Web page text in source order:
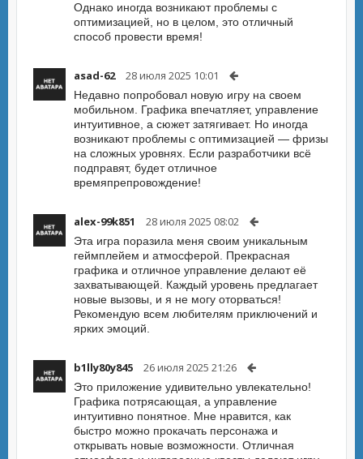
Однако иногда возникают проблемы с
оптимизацией, но в целом, это отличный
способ провести время!
asad-62 28 июля 2025 10:01
Недавно попробовал новую игру на своем
мобильном. Графика впечатляет, управление
интуитивное, а сюжет затягивает. Но иногда
возникают проблемы с оптимизацией — фризы
на сложных уровнях. Если разработчики всё
подправят, будет отличное
времяпрепровождение!
alex-99k851 28 июля 2025 08:02
Эта игра поразила меня своим уникальным
геймплейем и атмосферой. Прекрасная
графика и отличное управление делают её
захватывающей. Каждый уровень предлагает
новые вызовы, и я не могу оторваться!
Рекомендую всем любителям приключений и
ярких эмоций.
b1lly80y845 26 июля 2025 21:26
Это приложение удивительно увлекательно!
Графика потрясающая, а управление
интуитивно понятное. Мне нравится, как
быстро можно прокачать персонажа и
открывать новые возможности. Отличная